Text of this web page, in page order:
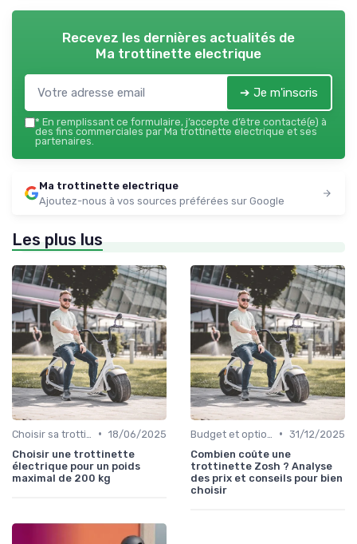
Recevez les dernières actualités de
Ma trottinette electrique
➔ Je m'inscris
* En remplissant ce formulaire, j’accepte d’être contacté(e) à
des fins commerciales par Ma trottinette electrique et ses
partenaires.
Ma trottinette electrique
Ajoutez-nous à vos sources préférées sur Google
Les plus lus
• 18/06/2025
Choisir une trottinette
électrique pour un poids
maximal de 200 kg
• 31/12/2025
Combien coûte une
trottinette Zosh ? Analyse
des prix et conseils pour bien
choisir